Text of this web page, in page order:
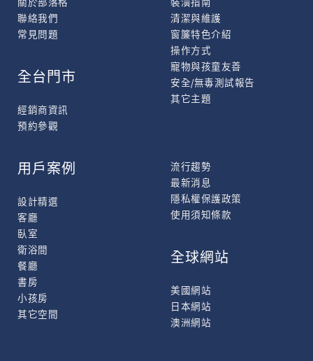
聯絡我們
常見問題
清潔與維護
窗簾特色介紹
操作方式
寵物與孩童友善
安全/無毒測試報告
其它主題
全台門市
經銷商資訊
預約參觀
用戶案例
設計精選
客廳
臥室
衛浴間
餐廳
書房
小孩房
其它空間
流行趨勢
最新消息
隱私權保護政策
使用須知條款
全球網站
美國網站
日本網站
澳洲網站